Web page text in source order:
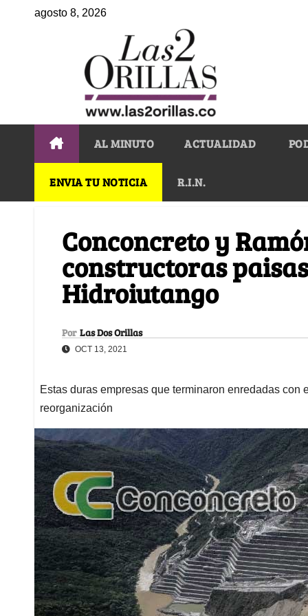
agosto 8, 2026
AL MINUTO ACTUALIDAD
ENVIA TU NOTICIA R.I.N.
Conconcreto y
constructoras
Hidroiutango
Por Las Dos Orillas
OCT 13, 2021
Estas duras empresas que terminaron enredadas
reorganización